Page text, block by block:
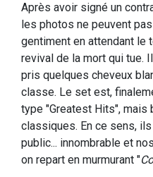
Après avoir signé un
les photos ne peuvent
gentiment en attendant le
revival de la mort qui tue.
pris quelques cheveux
classe. Le set est,
type "Greatest Hits", mais
classiques. En ce sens,
public... innombrable et
on repart en murmurant "